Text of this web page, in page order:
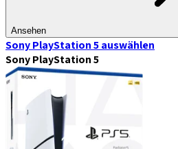
Ansehen
Sony PlayStation 5auswählen
Sony PlayStation 5